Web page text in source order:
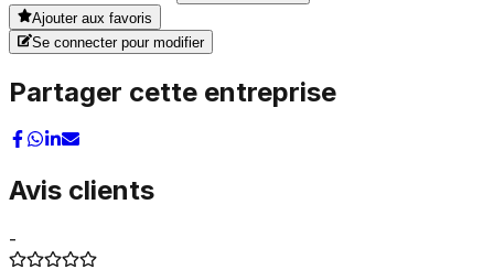
Ajouter aux favoris
Se connecter pour modifier
Partager cette entreprise
Avis clients
-